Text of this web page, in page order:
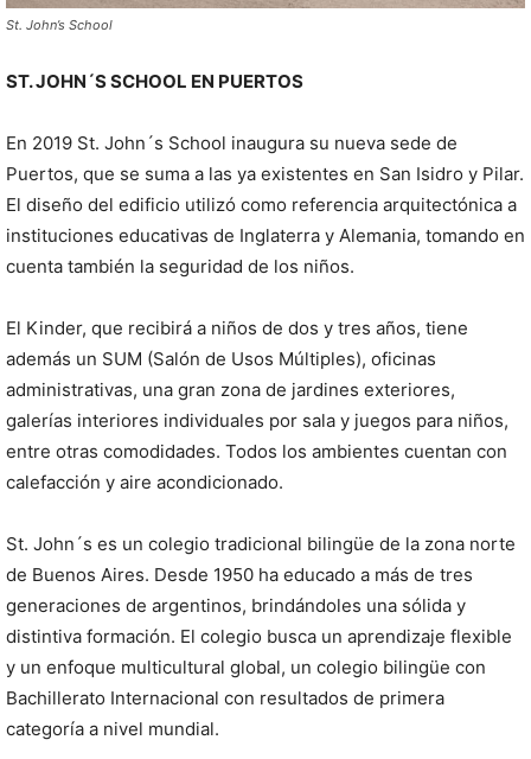
St. John’s School
ST. JOHN´S SCHOOL EN PUERTOS
En 2019 St. John´s School inaugura su nueva sede de
Puertos, que se suma a las ya existentes en San Isidro y Pilar.
El diseño del edificio utilizó como referencia arquitectónica a
instituciones educativas de Inglaterra y Alemania, tomando en
cuenta también la seguridad de los niños.
El Kinder, que recibirá a niños de dos y tres años, tiene
además un SUM (Salón de Usos Múltiples), oficinas
administrativas, una gran zona de jardines exteriores,
galerías interiores individuales por sala y juegos para niños,
entre otras comodidades. Todos los ambientes cuentan con
calefacción y aire acondicionado.
St. John´s es un colegio tradicional bilingüe de la zona norte
de Buenos Aires. Desde 1950 ha educado a más de tres
generaciones de argentinos, brindándoles una sólida y
distintiva formación. El colegio busca un aprendizaje flexible
y un enfoque multicultural global, un colegio bilingüe con
Bachillerato Internacional con resultados de primera
categoría a nivel mundial.